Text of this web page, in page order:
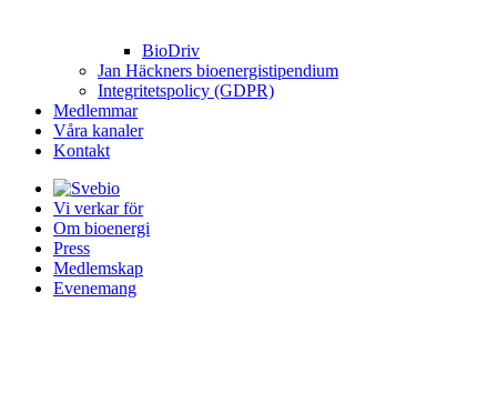
BioDriv
Jan Häckners bioenergistipendium
Integritetspolicy (GDPR)
Medlemmar
Våra kanaler
Kontakt
Vi verkar för
Om bioenergi
Press
Medlemskap
Evenemang